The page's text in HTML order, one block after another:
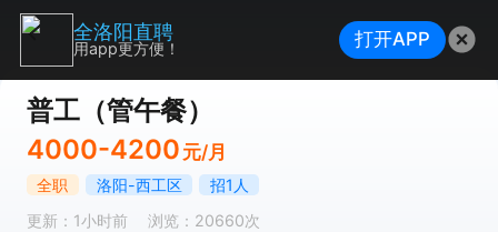
普工（管午餐）
4000-4200 元/月
全职 洛阳-西工区
招1人
更新：1小时前
浏览：20660次
全洛阳直聘
用app更方便！ 打开APP